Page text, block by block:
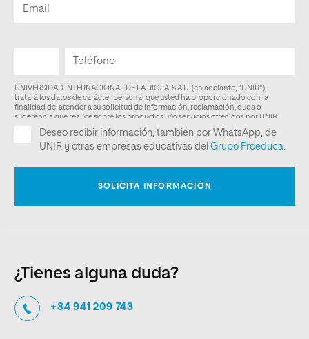
¿Tienes alguna duda?
+34 941 209 743